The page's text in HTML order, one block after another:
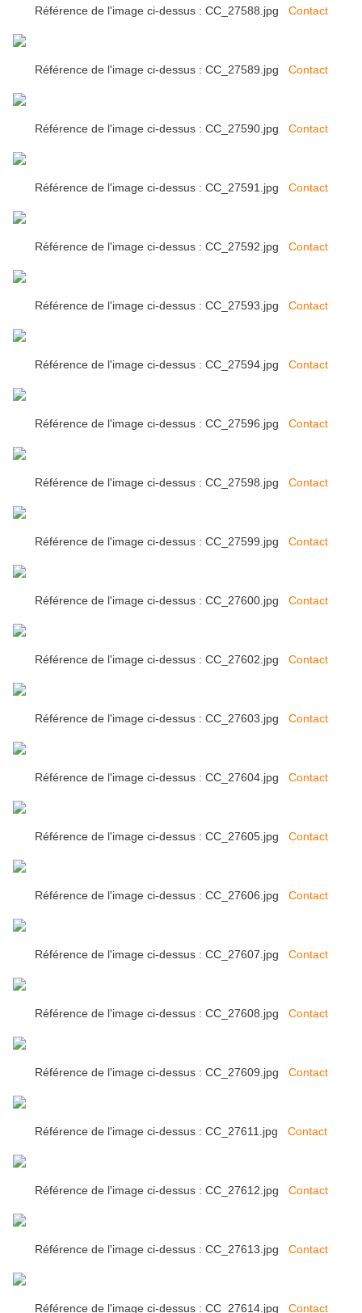
Référence de l'image ci-dessus : CC_27588.jpg Contact
Référence de l'image ci-dessus : CC_27589.jpg Contact
Référence de l'image ci-dessus : CC_27590.jpg Contact
Référence de l'image ci-dessus : CC_27591.jpg Contact
Référence de l'image ci-dessus : CC_27592.jpg Contact
Référence de l'image ci-dessus : CC_27593.jpg Contact
Référence de l'image ci-dessus : CC_27594.jpg Contact
Référence de l'image ci-dessus : CC_27596.jpg Contact
Référence de l'image ci-dessus : CC_27598.jpg Contact
Référence de l'image ci-dessus : CC_27599.jpg Contact
Référence de l'image ci-dessus : CC_27600.jpg Contact
Référence de l'image ci-dessus : CC_27602.jpg Contact
Référence de l'image ci-dessus : CC_27603.jpg Contact
Référence de l'image ci-dessus : CC_27604.jpg Contact
Référence de l'image ci-dessus : CC_27605.jpg Contact
Référence de l'image ci-dessus : CC_27606.jpg Contact
Référence de l'image ci-dessus : CC_27607.jpg Contact
Référence de l'image ci-dessus : CC_27608.jpg Contact
Référence de l'image ci-dessus : CC_27609.jpg Contact
Référence de l'image ci-dessus : CC_27611.jpg Contact
Référence de l'image ci-dessus : CC_27612.jpg Contact
Référence de l'image ci-dessus : CC_27613.jpg Contact
Référence de l'image ci-dessus : CC_27614.jpg Contact